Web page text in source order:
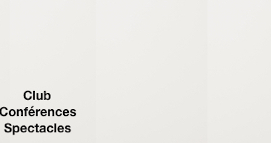
Images de la page d'accueil
Cliquez pour éditer